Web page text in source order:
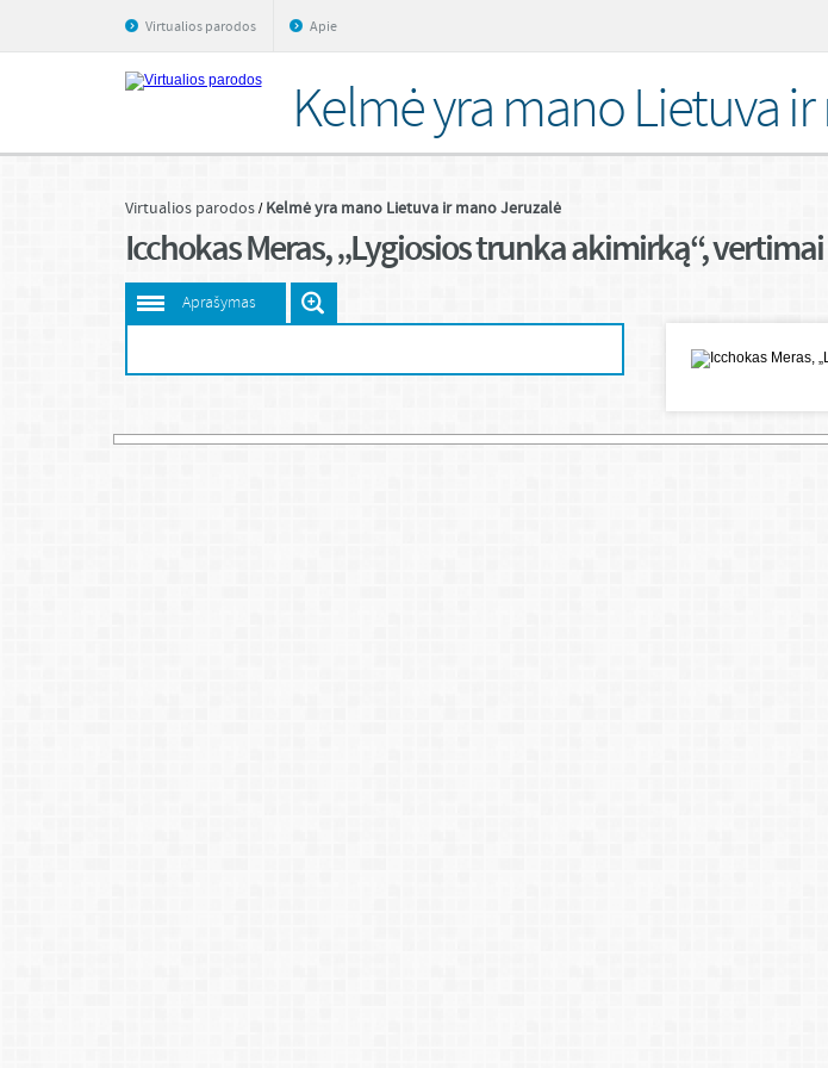
Virtualios parodos Apie
Kelmė yra mano Lietuva
Virtualios parodos Kelmė yra mano Lietuva ir mano Jeruzalė
Icchokas Meras, „Lygiosios trunka akimirką“,
Aprašymas